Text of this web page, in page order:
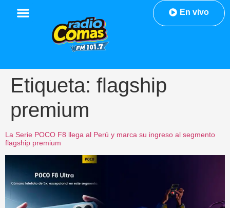
En vivo
Etiqueta: flagship
premium
La Serie POCO F8 llega al Perú y marca su ingreso al segmento
flagship premium